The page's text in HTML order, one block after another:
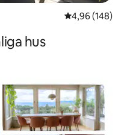
4,96 av 5 i
4,96 (148)
hus